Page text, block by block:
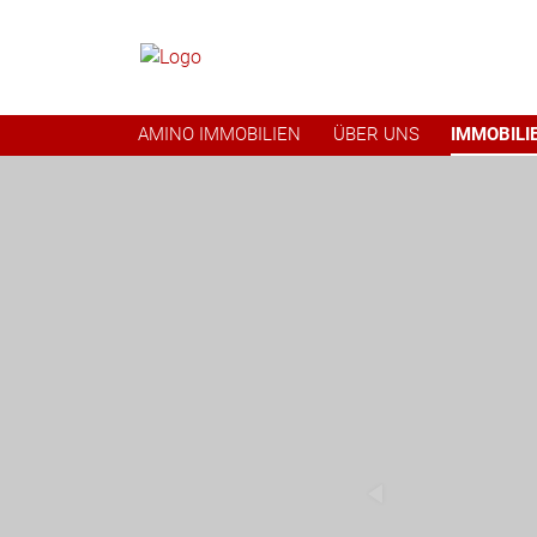
AMINO IMMOBILIEN ÜBER UNS